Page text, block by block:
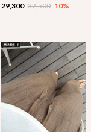
29,300 32,500 10%